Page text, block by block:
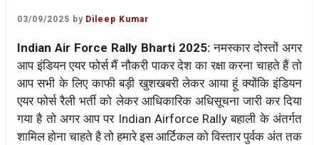
03/09/2025 by Dileep Kumar
Indian Air Force Rally Bharti 2025: नमस्कार दोस्तों अगर
आप इंडियन एयर फोर्स मैं नौकरी पाकर देश का रक्षा करना चाहते हैं तो
आप सभी के लिए काफी बड़ी खुशखबरी लेकर आया हूं क्योंकि इंडियन
एयर फोर्स रैली भर्ती को लेकर आधिकारिक अधिसूचना जारी कर दिया
गया है तो अगर आप पर Indian Airforce Rally बहाली के अंतर्गत
शामिल होना चाहते है तो हमारे इस आर्टिकल को विस्तार पुर्वक अंत तक